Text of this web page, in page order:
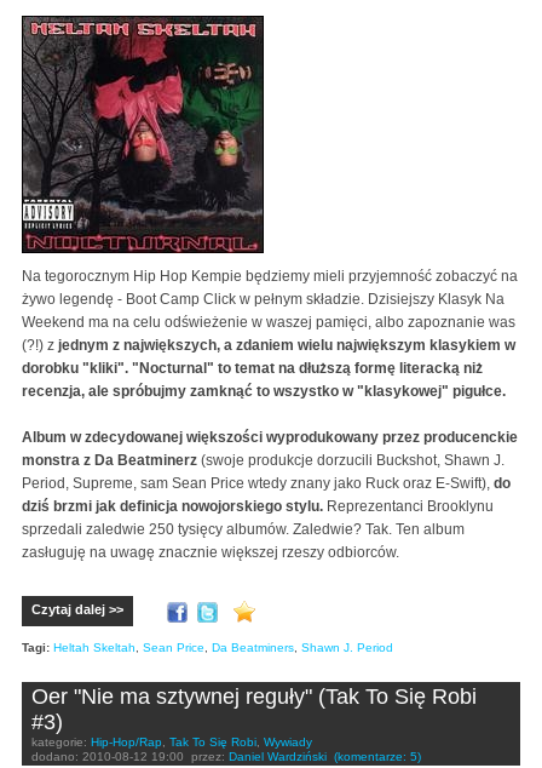
Na tegorocznym Hip Hop Kempie będziemy mieli przyjemność zobaczyć na
żywo legendę - Boot Camp Click w pełnym składzie. Dzisiejszy Klasyk Na
Weekend ma na celu odświeżenie w waszej pamięci, albo zapoznanie was
(?!) z jednym z największych, a zdaniem wielu największym klasykiem w
dorobku "kliki". "Nocturnal" to temat na dłuższą formę literacką niż
recenzja, ale spróbujmy zamknąć to wszystko w "klasykowej" pigułce.
Album w zdecydowanej większości wyprodukowany przez producenckie
monstra z Da Beatminerz (swoje produkcje dorzucili Buckshot, Shawn J.
Period, Supreme, sam Sean Price wtedy znany jako Ruck oraz E-Swift), do
dziś brzmi jak definicja nowojorskiego stylu. Reprezentanci Brooklynu
sprzedali zaledwie 250 tysięcy albumów. Zaledwie? Tak. Ten album
zasługuję na uwagę znacznie większej rzeszy odbiorców.
Czytaj dalej >>
Tagi: Heltah Skeltah Sean Price Da Beatminers Shawn J. Period
Oer "Nie ma sztywnej reguły" (Tak To Się Robi
#3)
kategorie: Hip-Hop/Rap Tak To Się Robi Wywiady
dodano: 2010-08-12 19:00 przez: Daniel Wardziński (komentarze: 5)